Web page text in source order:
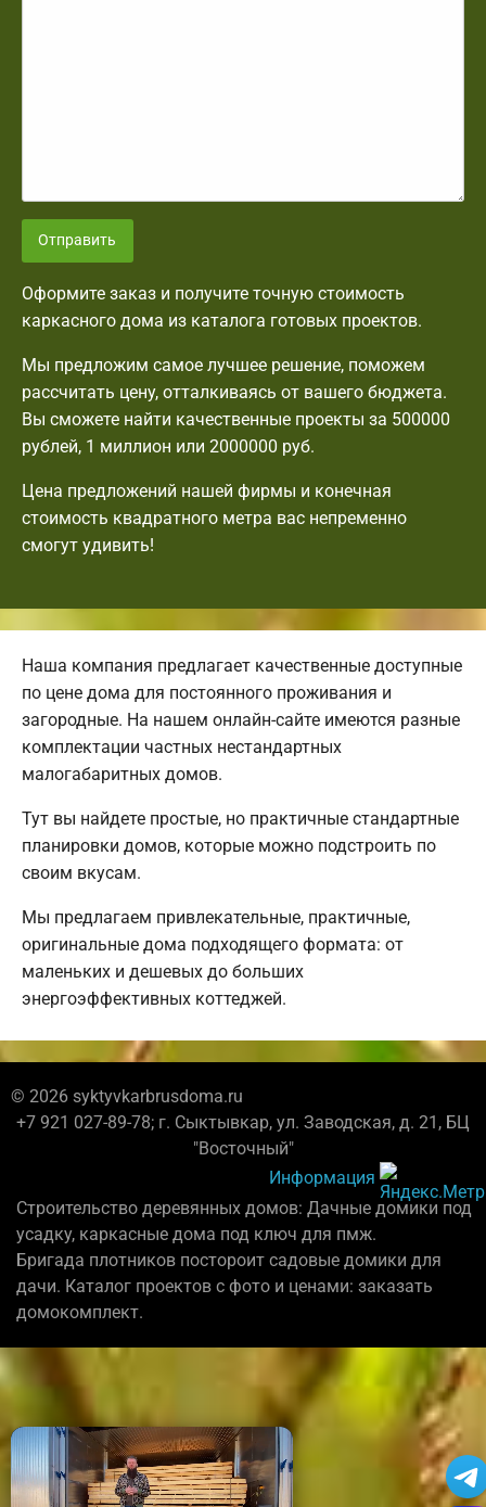
Отправить
Оформите заказ и получите точную стоимость
каркасного дома из каталога готовых проектов.
Мы предложим самое лучшее решение, поможем
рассчитать цену, отталкиваясь от вашего бюджета.
Вы сможете найти качественные проекты за 500000
рублей, 1 миллион или 2000000 руб.
Цена предложений нашей фирмы и конечная
стоимость квадратного метра вас непременно
смогут удивить!
Наша компания предлагает качественные доступные
по цене дома для постоянного проживания и
загородные. На нашем онлайн-сайте имеются разные
комплектации частных нестандартных
малогабаритных домов.
Тут вы найдете простые, но практичные стандартные
планировки домов, которые можно подстроить по
своим вкусам.
Мы предлагаем привлекательные, практичные,
оригинальные дома подходящего формата: от
маленьких и дешевых до больших
энергоэффективных коттеджей.
© 2026 syktyvkarbrusdoma.ru
+7 921 027-89-78; г. Сыктывкар, ул. Заводская, д. 21, БЦ
"Восточный"
Информация
Строительство деревянных домов: Дачные домики под
усадку, каркасные дома под ключ для пмж.
Бригада плотников постороит садовые домики для
дачи. Каталог проектов с фото и ценами: заказать
домокомплект.